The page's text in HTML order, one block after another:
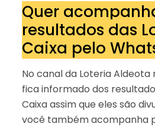
Quer
resultados das
Caixa pelo
No canal da Loteria
fica informado dos
Caixa assim que eles são
você também acompanha